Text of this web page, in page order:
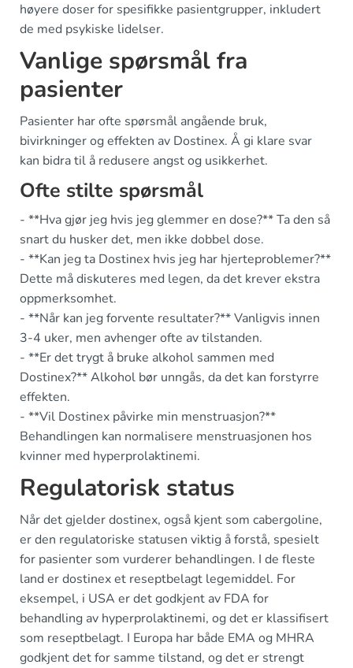
høyere doser for spesifikke pasientgrupper, inkludert
de med psykiske lidelser.
Vanlige spørsmål fra
pasienter
Pasienter har ofte spørsmål angående bruk,
bivirkninger og effekten av Dostinex. Å gi klare svar
kan bidra til å redusere angst og usikkerhet.
Ofte stilte spørsmål
- **Hva gjør jeg hvis jeg glemmer en dose?** Ta den så
snart du husker det, men ikke dobbel dose.
- **Kan jeg ta Dostinex hvis jeg har hjerteproblemer?**
Dette må diskuteres med legen, da det krever ekstra
oppmerksomhet.
- **Når kan jeg forvente resultater?** Vanligvis innen
3-4 uker, men avhenger ofte av tilstanden.
- **Er det trygt å bruke alkohol sammen med
Dostinex?** Alkohol bør unngås, da det kan forstyrre
effekten.
- **Vil Dostinex påvirke min menstruasjon?**
Behandlingen kan normalisere menstruasjonen hos
kvinner med hyperprolaktinemi.
Regulatorisk status
Når det gjelder dostinex, også kjent som cabergoline,
er den regulatoriske statusen viktig å forstå, spesielt
for pasienter som vurderer behandlingen. I de fleste
land er dostinex et reseptbelagt legemiddel. For
eksempel, i USA er det godkjent av FDA for
behandling av hyperprolaktinemi, og det er klassifisert
som reseptbelagt. I Europa har både EMA og MHRA
godkjent det for samme tilstand, og det er strengt